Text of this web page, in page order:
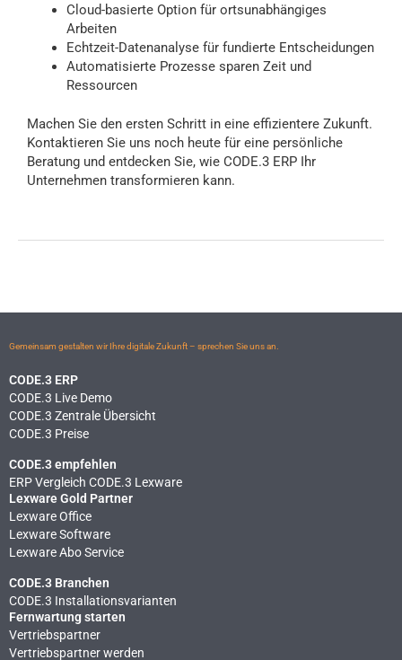
Cloud-basierte Option für ortsunabhängiges
Arbeiten
Echtzeit-Datenanalyse für fundierte Entscheidungen
Automatisierte Prozesse sparen Zeit und
Ressourcen
Machen Sie den ersten Schritt in eine effizientere Zukunft.
Kontaktieren Sie uns noch heute für eine persönliche
Beratung und entdecken Sie, wie CODE.3 ERP Ihr
Unternehmen transformieren kann.
Gemeinsam gestalten wir Ihre digitale Zukunft – sprechen Sie uns an.
CODE.3 ERP
CODE.3 Live Demo
CODE.3 Zentrale Übersicht
CODE.3 Preise
CODE.3 empfehlen
ERP Vergleich CODE.3 Lexware
Lexware Gold Partner
Lexware Office
Lexware Software
Lexware Abo Service
CODE.3 Branchen
CODE.3 Installationsvarianten
Fernwartung starten
Vertriebspartner
Vertriebspartner werden